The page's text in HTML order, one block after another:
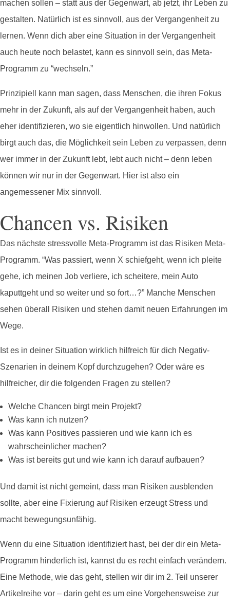
machen sollen – statt aus der Gegenwart, ab jetzt, ihr Leben zu
gestalten. Natürlich ist es sinnvoll, aus der Vergangenheit zu
lernen. Wenn dich aber eine Situation in der Vergangenheit
auch heute noch belastet, kann es sinnvoll sein, das Meta-
Programm zu “wechseln.”
Prinzipiell kann man sagen, dass Menschen, die ihren Fokus
mehr in der Zukunft, als auf der Vergangenheit haben, auch
eher identifizieren, wo sie eigentlich hinwollen. Und natürlich
birgt auch das, die Möglichkeit sein Leben zu verpassen, denn
wer immer in der Zukunft lebt, lebt auch nicht – denn leben
können wir nur in der Gegenwart. Hier ist also ein
angemessener Mix sinnvoll.
Chancen vs. Risiken
Das nächste stressvolle Meta-Programm ist das Risiken Meta-
Programm. “Was passiert, wenn X schiefgeht, wenn ich pleite
gehe, ich meinen Job verliere, ich scheitere, mein Auto
kaputtgeht und so weiter und so fort…?” Manche Menschen
sehen überall Risiken und stehen damit neuen Erfahrungen im
Wege.
Ist es in deiner Situation wirklich hilfreich für dich Negativ-
Szenarien in deinem Kopf durchzugehen? Oder wäre es
hilfreicher, dir die folgenden Fragen zu stellen?
Welche Chancen birgt mein Projekt?
Was kann ich nutzen?
Was kann Positives passieren und wie kann ich es
wahrscheinlicher machen?
Was ist bereits gut und wie kann ich darauf aufbauen?
Und damit ist nicht gemeint, dass man Risiken ausblenden
sollte, aber eine Fixierung auf Risiken erzeugt Stress und
macht bewegungsunfähig.
Wenn du eine Situation identifiziert hast, bei der dir ein Meta-
Programm hinderlich ist, kannst du es recht einfach verändern.
Eine Methode, wie das geht, stellen wir dir im 2. Teil unserer
Artikelreihe vor – darin geht es um eine Vorgehensweise zur